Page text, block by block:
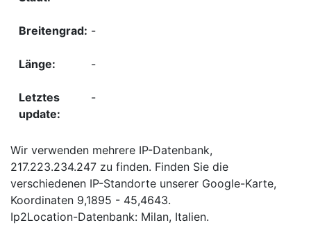
-
-
-
Wir verwenden mehrere IP-Datenbank,
217.223.234.247 zu finden. Finden Sie die
verschiedenen IP-Standorte unserer Google-Karte,
Koordinaten 9,1895 - 45,4643.
Ip2Location-Datenbank: Milan, Italien.